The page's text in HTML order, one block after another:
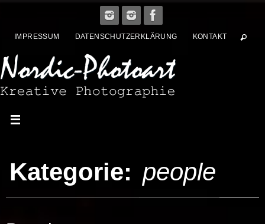
springenIMPRESSUM DATENSCHUTZERKLÄRUNG KONTAKT
Kategorie: people